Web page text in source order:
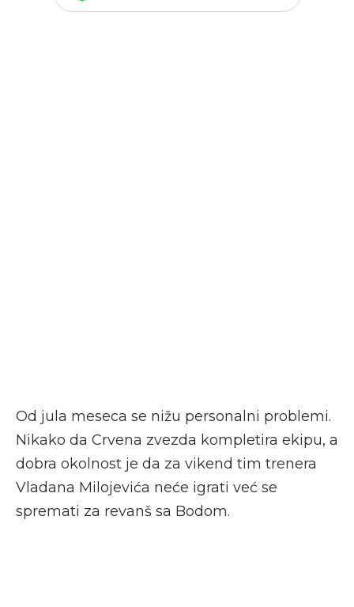
Od jula meseca se nižu personalni problemi.
Nikako da Crvena zvezda kompletira ekipu, a
dobra okolnost je da za vikend tim trenera
Vladana Milojevića neće igrati već se
spremati za revanš sa Bodom.